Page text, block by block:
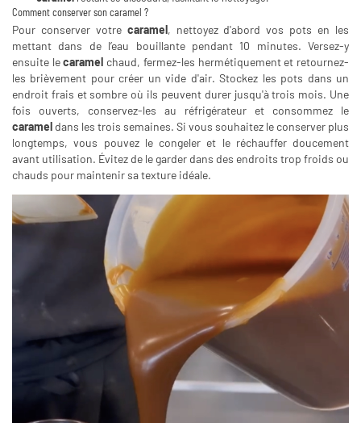
Comment conserver son caramel ?
Pour conserver votre caramel, nettoyez d'abord vos pots en les
mettant dans de l’eau bouillante pendant 10 minutes. Versez-y
ensuite lecaramel chaud, fermez-les hermétiquement et retournez-
les brièvement pour créer un vide d'air. Stockez les pots dans un
endroit frais et sombre où ils peuvent durer jusqu'à trois mois. Une
fois ouverts, conservez-les au réfrigérateur et consommez le
caramel dans les trois semaines. Si vous souhaitez le conserver plus
longtemps, vous pouvez le congeler et le réchauffer doucement
avant utilisation. Évitez de le garder dans des endroits trop froids ou
chauds pour maintenir sa texture idéale.